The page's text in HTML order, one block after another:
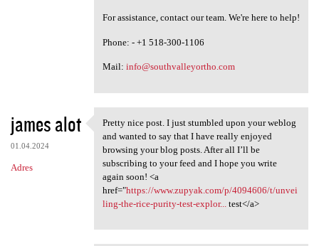
For assistance, contact our team. We're here to help!
Phone: - +1 518-300-1106
Mail: info@southvalleyortho.com
james alot
01.04.2024
Adres
Pretty nice post. I just
Pretty nice post. I just stumbled upon your weblog
and wanted to say that I have really enjoyed
browsing your blog posts. After all I’ll be
subscribing to your feed and I hope you write
again soon! <a
href="https://www.zupyak.com/p/4094606/t/unvei
ling-the-rice-purity-test-explor...
test</a>